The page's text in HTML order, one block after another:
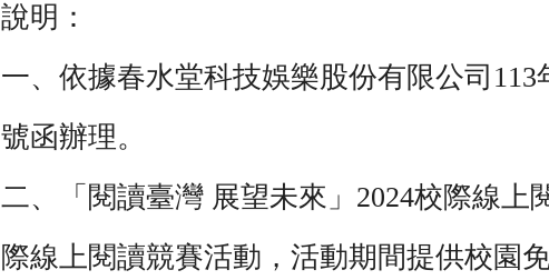
說明：
一、依據春水堂科技娛樂股份有限公司113
號函辦理。
二、「閱讀臺灣 展望未來」2024校際線上
際線上閱讀競賽活動，活動期間提供校園